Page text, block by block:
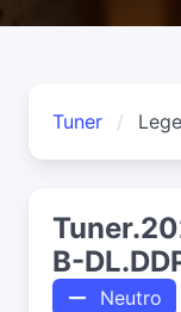
Tuner
B-
Neutro